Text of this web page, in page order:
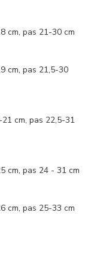
cm, pas 21-30 cm
cm, pas 21,5-30
cm, pas 22,5-31
cm, pas 24 - 31 cm
cm, pas 25-33 cm